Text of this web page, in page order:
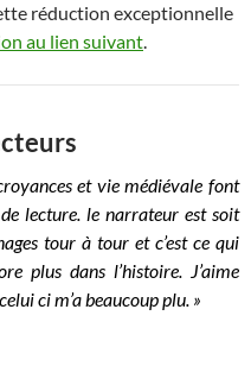
réduction exceptionnelle
au lien suivant.
et vie médiévale font
lecture. le narrateur est soit
tour à tour et c’est ce qui
plus dans l’histoire. J’aime
ci m’a beaucoup plu. »